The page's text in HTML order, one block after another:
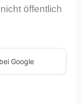
öffentlich
Google